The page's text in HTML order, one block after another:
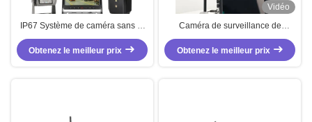
IP67 Système de caméra sans fil
de chariot élévateur 7 pouces
Obtenez le meilleur prix
Vidéo
Caméra de surveillance de
sauvegarde magnétique
2412MHz - 2484MHz Caméra de
sauvegarde sans fil pour voiture
Obtenez le meilleur prix